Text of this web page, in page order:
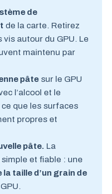
de
de la carte. Retirez
autour du GPU. Le
maintenu par
pâte sur le GPU
l’alcool et le
ce que les surfaces
propres et
pâte. La
et fiable : une
taille d’un grain de